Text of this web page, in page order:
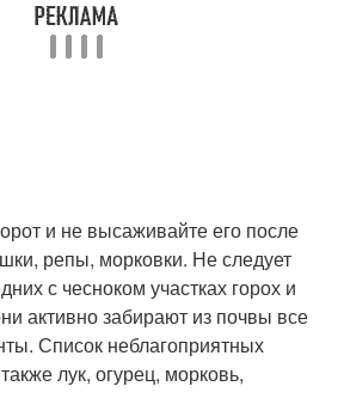
и не высаживайте его после
репы, морковки. Не следует
с чесноком участках горох и
активно забирают из почвы все
Список неблагоприятных
лук, огурец, морковь,